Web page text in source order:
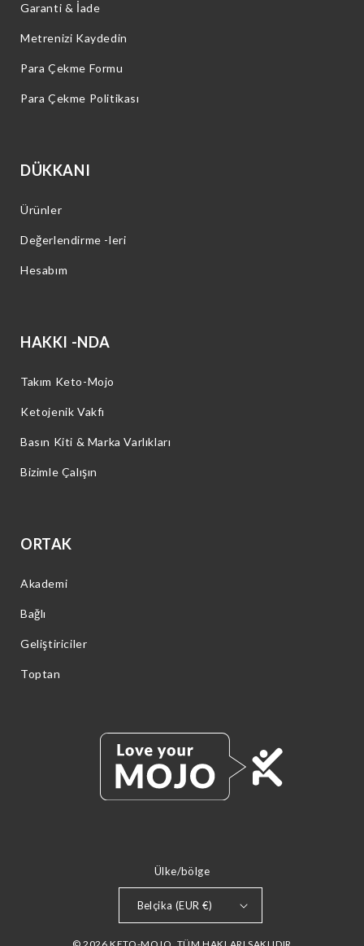
Garanti & İade
Metrenizi Kaydedin
Para Çekme Formu
Para Çekme Politikası
DÜKKANI
Ürünler
Değerlendirme -leri
Hesabım
HAKKI -NDA
Takım Keto-Mojo
Ketojenik Vakfı
Basın Kiti & Marka Varlıkları
Bizimle Çalışın
ORTAK
Akademi
Bağlı
Geliştiriciler
Toptan
Ülke/bölge
Belçika (EUR €)